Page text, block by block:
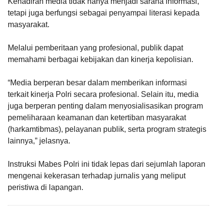
tetapi juga berfungsi sebagai penyampai literasi kepada
masyarakat.
Melalui pemberitaan yang profesional, publik dapat
memahami berbagai kebijakan dan kinerja kepolisian.
“Media berperan besar dalam memberikan informasi
terkait kinerja Polri secara profesional. Selain itu, media
juga berperan penting dalam menyosialisasikan program
pemeliharaan keamanan dan ketertiban masyarakat
(harkamtibmas), pelayanan publik, serta program strategis
lainnya,” jelasnya.
Instruksi Mabes Polri ini tidak lepas dari sejumlah laporan
mengenai kekerasan terhadap jurnalis yang meliput
peristiwa di lapangan.